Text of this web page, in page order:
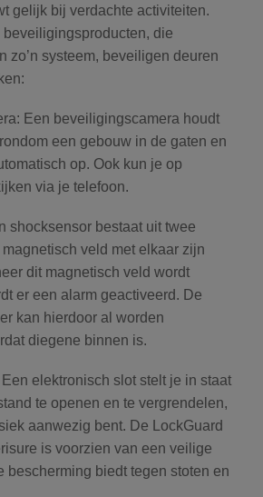
gelijk bij verdachte activiteiten.
beveiligingsproducten, die
zo’n systeem, beveiligen deuren
Een beveiligingscamera houdt
een gebouw in de gaten en
op. Ook kun je op
via je telefoon.
shocksensor bestaat uit twee
veld met elkaar zijn
dit magnetisch veld wordt
er een alarm geactiveerd. De
kan hierdoor al worden
diegene binnen is.
Een elektronisch slot stelt je in staat
te openen en te vergrendelen,
aanwezig bent. De LockGuard
is voorzien van een veilige
bescherming biedt tegen stoten en